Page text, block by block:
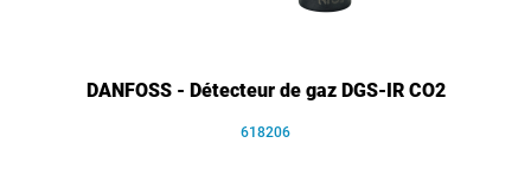
DANFOSS - Détecteur de gaz DGS-IR CO2
618206